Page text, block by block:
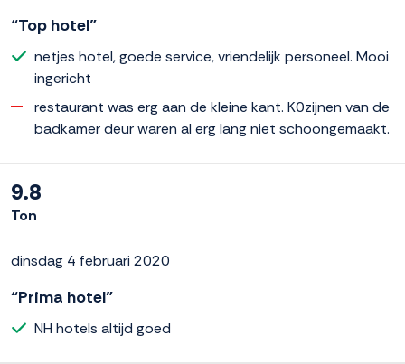
“Top hotel”
netjes hotel, goede service, vriendelijk personeel. Mooi
ingericht
restaurant was erg aan de kleine kant. K0zijnen van de
badkamer deur waren al erg lang niet schoongemaakt.
9.8
Ton
dinsdag 4 februari 2020
“Prima hotel”
NH hotels altijd goed